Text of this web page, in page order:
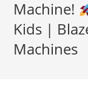
Machine!
Kids |
Machines